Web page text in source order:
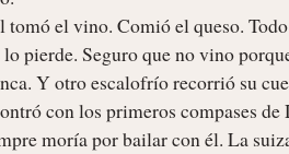
el vino. Comió el queso.
pierde. Seguro que no vino
Y otro escalofrío recorrió su
con los primeros compases
moría por bailar con él. La